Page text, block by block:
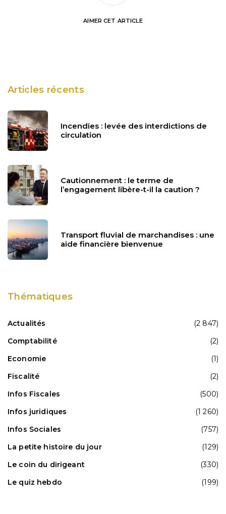
AIMER CET ARTICLE
Articles récents
Incendies : levée des interdictions de
circulation
Cautionnement : le terme de
l’engagement libère-t-il la caution ?
Transport fluvial de marchandises : une
aide financière bienvenue
Thématiques
Actualités
(2 847)
Comptabilité
(2)
Economie
(1)
Fiscalité
(2)
Infos Fiscales
(500)
Infos juridiques
(1 260)
Infos Sociales
(757)
La petite histoire du jour
(129)
Le coin du dirigeant
(330)
Le quiz hebdo
(199)